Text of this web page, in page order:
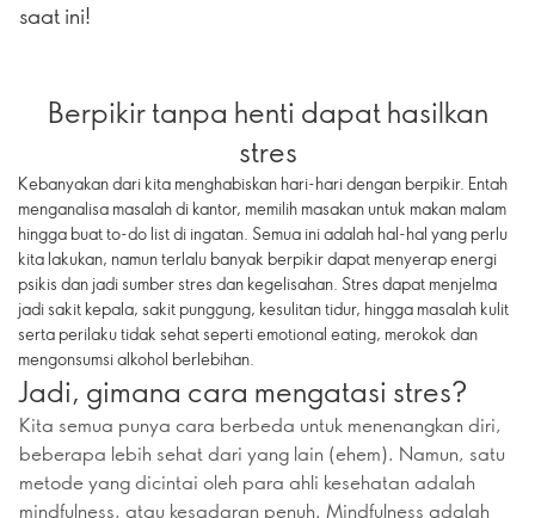
saat ini!
Berpikir tanpa henti dapat hasilkan
stres
Kebanyakan dari kita menghabiskan hari-hari dengan berpikir. Entah
menganalisa masalah di kantor, memilih masakan untuk makan malam
hingga buat to-do list di ingatan. Semua ini adalah hal-hal yang perlu
kita lakukan, namun terlalu banyak berpikir dapat menyerap energi
psikis dan jadi sumber stres dan kegelisahan. Stres dapat menjelma
jadi sakit kepala, sakit punggung, kesulitan tidur, hingga masalah kulit
serta perilaku tidak sehat seperti emotional eating, merokok dan
mengonsumsi alkohol berlebihan.
Jadi, gimana cara mengatasi stres?
Kita semua punya cara berbeda untuk menenangkan diri,
beberapa lebih sehat dari yang lain (ehem). Namun, satu
metode yang dicintai oleh para ahli kesehatan adalah
mindfulness, atau kesadaran penuh. Mindfulness adalah